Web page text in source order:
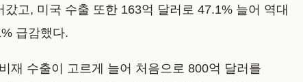
고, 미국 수출 또한 163억 달러로 47.1% 늘어 역대
급감했다.
재 수출이 고르게 늘어 처음으로 800억 달러를